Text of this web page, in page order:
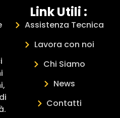
Link Utili :
Assistenza Tecnica
Lavora con noi
Chi Siamo
News
Contatti